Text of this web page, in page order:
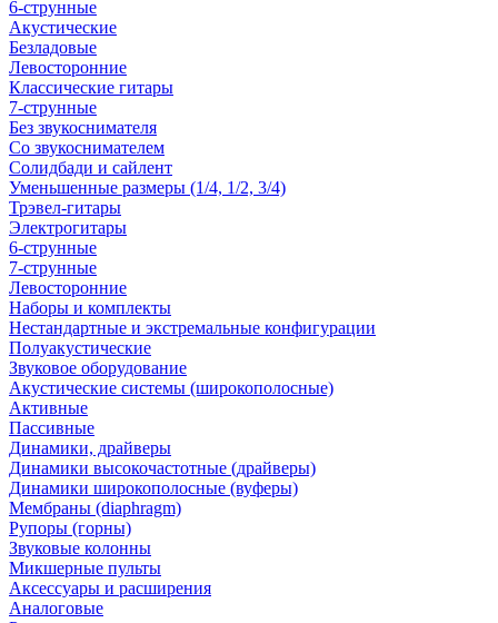
6-струнные
Акустические
Безладовые
Левосторонние
Классические гитары
7-струнные
Без звукоснимателя
Со звукоснимателем
Солидбади и сайлент
Уменьшенные размеры (1/4, 1/2, 3/4)
Трэвел-гитары
Электрогитары
6-струнные
7-струнные
Левосторонние
Наборы и комплекты
Нестандартные и экстремальные конфигурации
Полуакустические
Звуковое оборудование
Акустические системы (широкополосные)
Активные
Пассивные
Динамики, драйверы
Динамики высокочастотные (драйверы)
Динамики широкополосные (вуферы)
Мембраны (diaphragm)
Рупоры (горны)
Звуковые колонны
Микшерные пульты
Аксессуары и расширения
Аналоговые